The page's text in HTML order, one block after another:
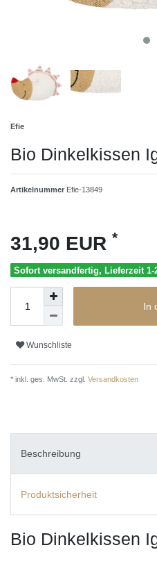
Efie
Bio Dinkelkissen
Artikelnummer Efie-13849
31,90 EUR *
Sofort versandfertig, Lieferzeit 1-
In
Wunschliste
* inkl. ges. MwSt. zzgl. Versandkosten
Beschreibung
Produktsicherheit
Bio Dinkelkissen